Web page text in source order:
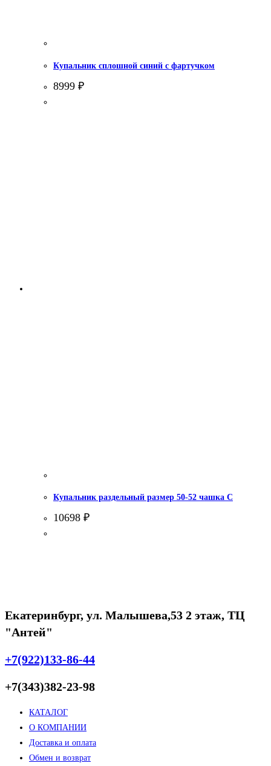
Купальник сплошной синий с фартучком
8999 ₽
Купальник раздельный размер 50-52 чашка С
10698 ₽
Екатеринбург, ул. Малышева,53 2 этаж, ТЦ
"Антей"
+7(922)133-86-44
+7(343)382-23-98
КАТАЛОГ
О КОМПАНИИ
Доставка и оплата
Обмен и возврат